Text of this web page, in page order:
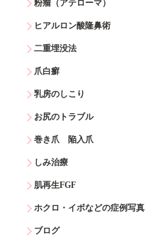
粉瘤（アテローマ）
ヒアルロン酸隆鼻術
二重埋没法
爪白癬
乳房のしこり
お尻のトラブル
巻き爪 陥入爪
しみ治療
肌再生FGF
ホクロ・イボなどの症例写真
ブログ